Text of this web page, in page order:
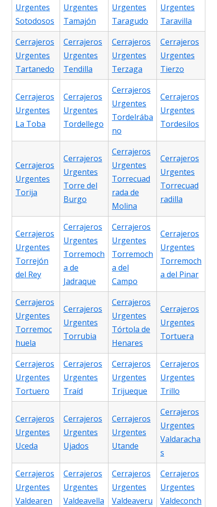
Urgentes
Sotodosos
Urgentes
Tamajón
Urgentes
Taragudo
Urgentes
Taravilla
Cerrajeros
Urgentes
Tartanedo
Cerrajeros
Urgentes
Tendilla
Cerrajeros
Urgentes
Terzaga
Cerrajeros
Urgentes
Tierzo
Cerrajeros
Urgentes
La Toba
Cerrajeros
Urgentes
Tordellego
Cerrajeros
Urgentes
Tordelrába
no
Cerrajeros
Urgentes
Tordesilos
Cerrajeros
Urgentes
Torija
Cerrajeros
Urgentes
Torre del
Burgo
Cerrajeros
Urgentes
Torrecuad
rada de
Molina
Cerrajeros
Urgentes
Torrecuad
radilla
Cerrajeros
Urgentes
Torrejón
del Rey
Cerrajeros
Urgentes
Torremoch
a de
Jadraque
Cerrajeros
Urgentes
Torremoch
a del
Campo
Cerrajeros
Urgentes
Torremoch
a del Pinar
Cerrajeros
Urgentes
Torremoc
huela
Cerrajeros
Urgentes
Torrubia
Cerrajeros
Urgentes
Tórtola de
Henares
Cerrajeros
Urgentes
Tortuera
Cerrajeros
Urgentes
Tortuero
Cerrajeros
Urgentes
Traíd
Cerrajeros
Urgentes
Trijueque
Cerrajeros
Urgentes
Trillo
Cerrajeros
Urgentes
Uceda
Cerrajeros
Urgentes
Ujados
Cerrajeros
Urgentes
Utande
Cerrajeros
Urgentes
Valdaracha
s
Cerrajeros
Urgentes
Valdearen
Cerrajeros
Urgentes
Valdeavella
Cerrajeros
Urgentes
Valdeaveru
Cerrajeros
Urgentes
Valdeconch